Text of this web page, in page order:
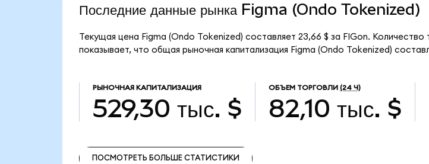
Последние данные рынка Figma (Ondo Tokenized)
Текущая цена Figma (Ondo Tokenized) составляет 23,66 $ за FIGon.
показывает, что общая рыночная капитализация Figma (Ondo Tokenized)
РЫНОЧНАЯ КАПИТАЛИЗАЦИЯ
529,30 тыс. $
ОБЪЕМ ТОРГОВЛИ (24 Ч)
82,10 тыс. $
ПОСМОТРЕТЬ БОЛЬШЕ СТАТИСТИКИ